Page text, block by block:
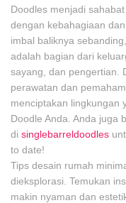
Doodles menjadi
dengan kebahagiaan
imbal baliknya
adalah bagian dari
sayang, dan pengertian.
perawatan dan
menciptakan lingkungan
Doodle Anda. Anda juga
di singlebarreldoodles
to date!
Tips desain rumah
dieksplorasi. Temukan
makin nyaman dan